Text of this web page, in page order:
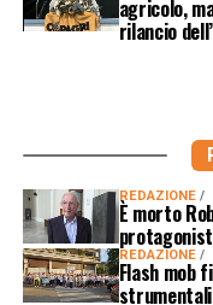
agricolo,
rilancio
REDAZIONE
È morto
REDAZIONE
Flash mob